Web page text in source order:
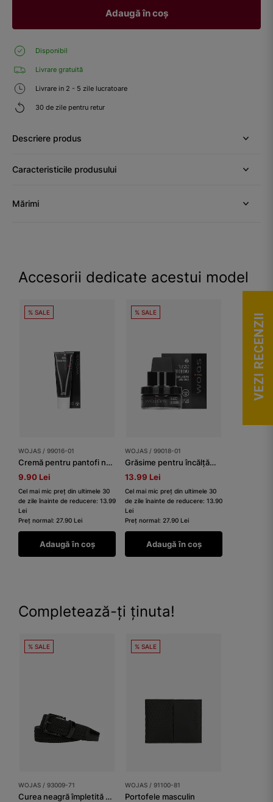
Adaugă în coș
Disponibil
Livrare gratuită
Livrare in 2 - 5 zile lucratoare
30 de zile pentru retur
Descriere produs
Caracteristicile produsului
Mărimi
Accesorii dedicate acestui model
% SALE
WOJAS / 99016-01
Cremă pentru pantofi negru 75 ml
9.90 Lei
Cel mai mic preț din ultimele 30
de zile înainte de reducere: 13.99
Lei
Preț normal: 27.90 Lei
Adaugă în coș
% SALE
WOJAS / 99018-01
Grăsime pentru încălțăminte negru 50 ml
13.99 Lei
Cel mai mic preț din ultimele 30
de zile înainte de reducere: 13.90
Lei
Preț normal: 27.90 Lei
Adaugă în coș
Completează-ți ținuta!
% SALE
WOJAS / 93009-71
Curea neagră împletită cu elemente din piele bărbați
% SALE
WOJAS / 91100-81
Portofele masculin
VEZI RECENZII